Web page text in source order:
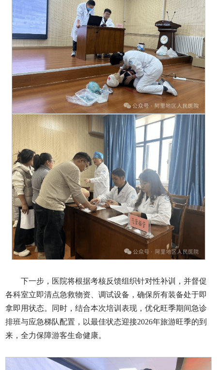
下一步，医院将根据考核反馈组织针对性补训，并督促
各科室立即清点急救物资、调试设备，确保所有装备处于即
拿即用状态。同时，结合本次培训表现，优化旺季期间急诊
排班与应急梯队配置，以最佳状态迎接2026年旅游旺季的到
来，全力保障游客生命健康。